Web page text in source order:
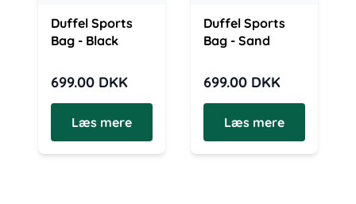
Duffel Sports
Bag - Black
699.00 DKK
Læs mere
Duffel Sports
Bag - Sand
699.00 DKK
Læs mere